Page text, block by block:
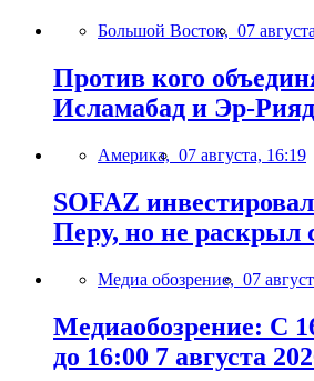
Большой Восток, 07
Против кого
Исламабад и Эр-
Америка, 07 августа, 16:19
SOFAZ
Перу, но не раскрыл
Медиа обозрение, 07
Медиаобозрение: С
до 16:00 7 августа